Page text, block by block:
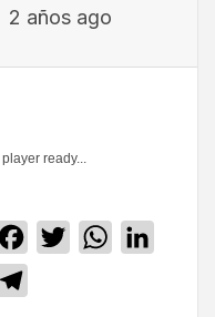
2 años ago
player ready...
Facebook
TwitterWhatsApp